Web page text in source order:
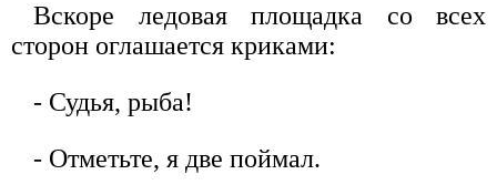
Вскоре ледовая площадка со всех
сторон оглашается криками:
- Судья, рыба!
- Отметьте, я две поймал.